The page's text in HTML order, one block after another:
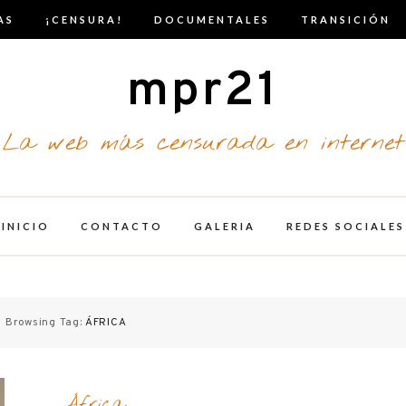
¡CENSURA! DOCUMENTALES TRANSICIÓN
mpr21
La web más censurada en internet
INICIO CONTACTO GALERIA REDES SOCIALES
Browsing Tag:ÁFRICA